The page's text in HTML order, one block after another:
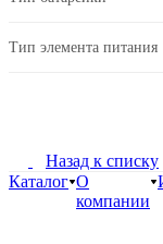
Тип элемента питания
Назад к списку
Каталог О
компании